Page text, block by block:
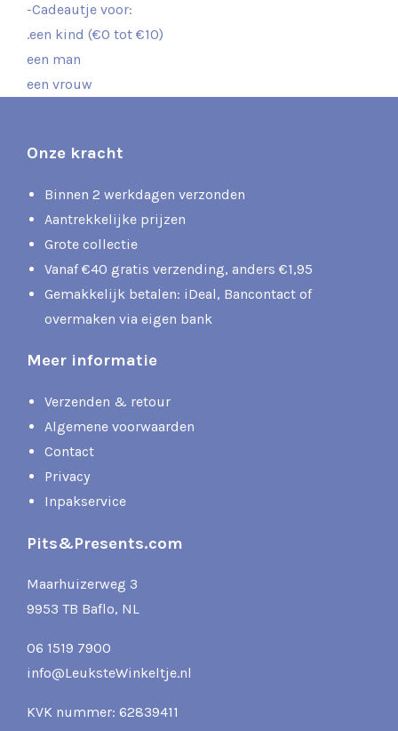
-Cadeautje voor:
.een kind (€0 tot €10)
een man
een vrouw
Onze kracht
Binnen 2 werkdagen verzonden
Aantrekkelijke prijzen
Grote collectie
Vanaf €40 gratis verzending, anders €1,95
Gemakkelijk betalen: iDeal, Bancontact of
overmaken via eigen bank
Meer informatie
Verzenden & retour
Algemene voorwaarden
Contact
Privacy
Inpakservice
Pits&Presents.com
Maarhuizerweg 3
9953 TB Baflo, NL
06 1519 7900
info@LeuksteWinkeltje.nl
KVK nummer: 62839411